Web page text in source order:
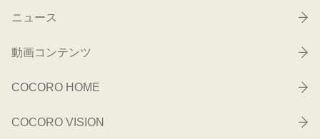
ニュース
動画コンテンツ
COCORO HOME
COCORO VISION